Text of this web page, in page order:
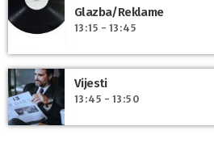
Glazba/Reklame
13:15 - 13:45
Vijesti
13:45 - 13:50